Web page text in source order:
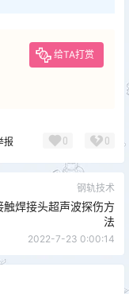
给TA打赏
报 0 0
钢轨技术
触焊接头超声波探伤方
法
2022-7-23 0:00:14